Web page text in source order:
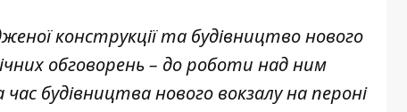
конструкції та будівництво нового
обговорень – до роботи над ним
будівництва нового вокзалу на пероні